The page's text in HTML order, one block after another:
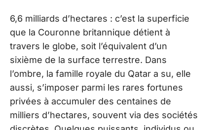
6,6 milliards d’hectares : c’est la superficie
que la Couronne britannique détient à
travers le globe, soit l’équivalent d’un
sixième de la surface terrestre. Dans
l’ombre, la famille royale du Qatar a su, elle
aussi, s’imposer parmi les rares fortunes
privées à accumuler des centaines de
milliers d’hectares, souvent via des sociétés